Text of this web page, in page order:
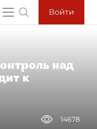
Войти
над
к
14678